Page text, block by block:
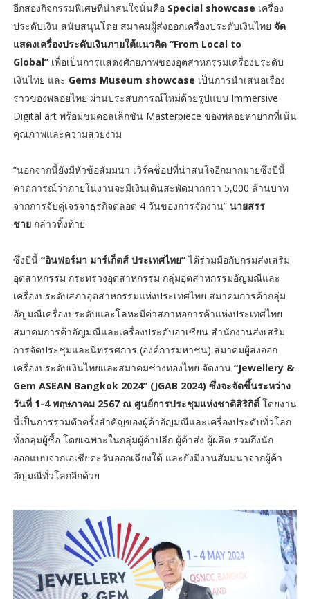
อีกสองกิจกรรมพิเศษที่น่าสนใจนั่นคือ Special showcase เครื่อง
ประดับเงิน สนับสนุนโดย สมาคมผู้ส่งออกเครื่องประดับเงินไทย จัด
แสดงเครื่องประดับเงินภายใต้แนวคิด “From Local to
Global”เพื่อเป็นการแสดงศักยภาพของอุตสาหกรรมเครื่องประดับ
เงินไทย และ Gems Museum showcase เป็นการนำเสนอเรื่อง
ราวของพลอยไทย ผ่านประสบการณ์ใหม่ด้วยรูปแบบ Immersive
Digital art พร้อมชมคอลเล็กชัน Masterpiece ของพลอยหายากที่เน้น
คุณภาพและความสวยงาม
“นอกจากนี้ยังมีหัวข้อสัมมนา เวิร์คช็อปที่น่าสนใจอีกมากมายซึ่งปีนี้
คาดการณ์ว่าภายในงานจะมีเงินเดินสะพัดมากกว่า 5,000 ล้านบาท
จากการจับคู่เจรจาธุรกิจตลอด 4 วันของการจัดงาน” นายสรร
ชายกล่าวทิ้งท้าย
ซึ่งปีนี้ “อินฟอร์มา มาร์เก็ตส์ ประเทศไทย”ได้ร่วมมือกับกรมส่งเสริม
อุตสาหกรรม กระทรวงอุตสาหกรรม กลุ่มอุตสาหกรรมอัญมณีและ
เครื่องประดับสภาอุตสาหกรรมแห่งประเทศไทย สมาคมการค้ากลุ่ม
อัญมณีเครื่องประดับและโลหะมีค่าสภาหอการค้าแห่งประเทศไทย
สมาคมการค้าอัญมณีและเครื่องประดับอาเซียน สำนักงานส่งเสริม
การจัดประชุมและนิทรรศการ (องค์การมหาชน) สมาคมผู้ส่งออก
เครื่องประดับเงินไทยและสมาคมช่างทองไทย จัดงาน“Jewellery &
Gem ASEAN Bangkok 2024” (JGAB 2024) ซึ่งจะจัดขึ้นระหว่าง
วันที่ 1-4 พฤษภาคม 2567 ณ ศูนย์การประชุมแห่งชาติสิริกิติ์โดยงาน
นี้เป็นการรวมตัวครั้งสำคัญของผู้ค้าอัญมณีและเครื่องประดับทั่วโลก
ทั้งกลุ่มผู้ซื้อ โดยเฉพาะในกลุ่มผู้ค้าปลีก ผู้ค้าส่ง ผู้ผลิต รวมถึงนัก
ออกแบบจากเอเชียตะวันออกเฉียงใต้ และยังมีงานสัมมนาจากผู้ค้า
อัญมณีทั่วโลกอีกด้วย